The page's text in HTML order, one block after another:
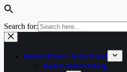
Search for:
Zum
Inhalt
springenBundesländer Deutschland
Baden-Württemberg